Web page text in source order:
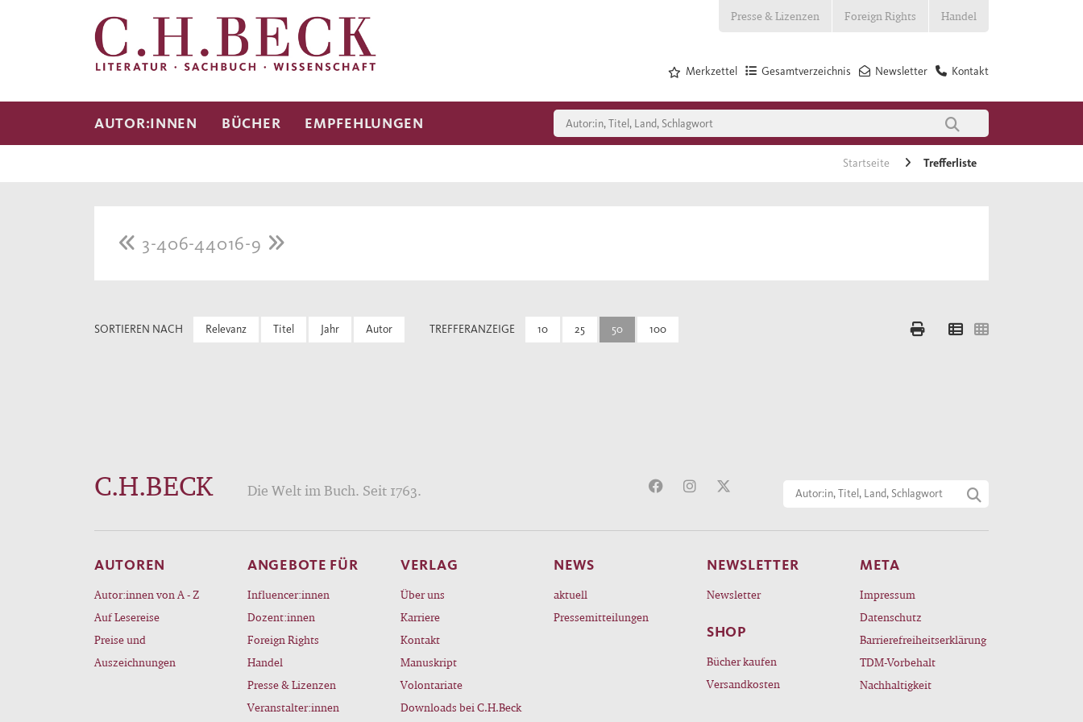
Presse & Lizenzen Foreign Rights Handel
Kontakt
Newsletter
Gesamtverzeichnis
Merkzettel
AUTOR:INNEN BÜCHER EMPFEHLUNGEN
Startseite Trefferliste
3-406-44016-9
SORTIEREN NACH Relevanz Titel Jahr Autor TREFFERANZEIGE 10 25 50 100
C.H.BECK Die Welt im Buch. Seit 1763.
AUTOREN
Autor:innen von A - Z
Auf Lesereise
Preise und
Auszeichnungen
ANGEBOTE FÜR
Influencer:innen
Dozent:innen
Foreign Rights
Handel
Presse & Lizenzen
Veranstalter:innen
VERLAG
Über uns
Karriere
Kontakt
Manuskript
Volontariate
Downloads bei C.H.Beck
NEWS
aktuell
Pressemitteilungen
NEWSLETTER
Newsletter
SHOP
Bücher kaufen
Versandkosten
META
Impressum
Datenschutz
Barrierefreiheitserklärung
TDM-Vorbehalt
Nachhaltigkeit